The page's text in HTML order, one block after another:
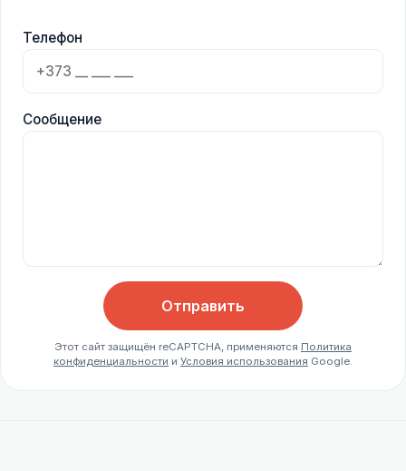
Телефон
Сообщение
Отправить
Этот сайт защищён reCAPTCHA, применяются Политика
конфиденциальности и Условия использования Google.